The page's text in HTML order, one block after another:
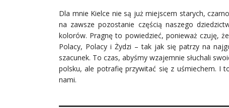
Dla mnie Kielce nie są już miejscem starych,
na zawsze pozostanie częścią naszego
kolorów. Pragnę to powiedzieć, ponieważ czuję,
Polacy, Polacy i Żydzi – tak jak się patrzy na
szacunek. To czas, abyśmy wzajemnie słuchali
polsku, ale potrafię przywitać się z uśmiechem. I
nami.